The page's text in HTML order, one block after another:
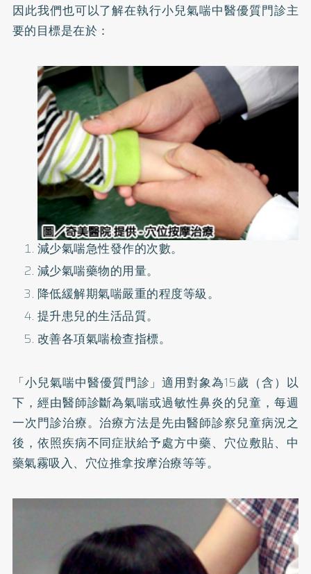
因此我們也可以了解在執行小兒氣喘中醫優質門診主
要的目標是在於：
減少氣喘急性發作的次數。
減少氣喘藥物的用量。
降低緩解期氣喘嚴重的程度等級。
提升患兒的生活品質。
改善各項氣喘檢查指標。
「小兒氣喘中醫優質門診」適用對象為15歲（含）以
下，經由醫師診斷為氣喘或過敏性鼻炎的兒童，每週
一次門診治療。治療方法是先由醫師診察兒童病況之
後，依照疾病不同症狀給予處方中藥、穴位敷貼、中
藥氣霧吸入、穴位推拿按摩治療等等。